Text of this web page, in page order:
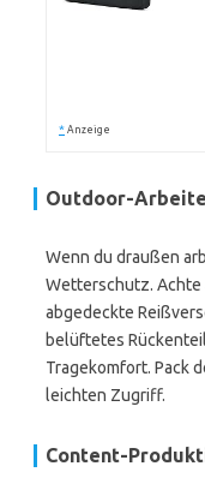
* Anzeige
Outdoor-
Wenn du draußen
Wetterschutz. Achte
abgedeckte
belüftetes
Tragekomfort. Pack
leichten Zugriff.
Content-